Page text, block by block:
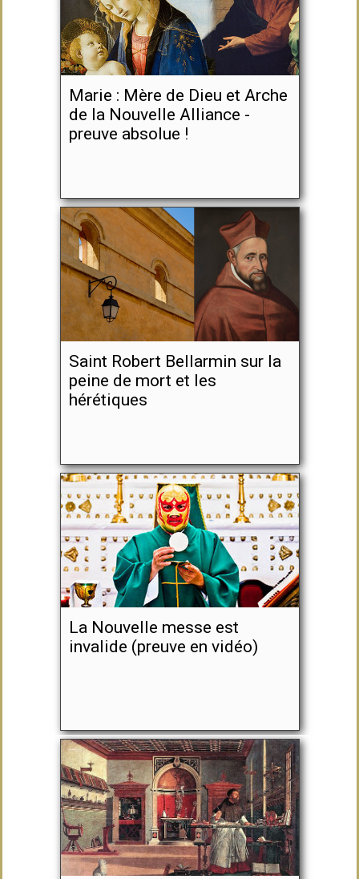
Marie : Mère de Dieu et Arche
de la Nouvelle Alliance -
preuve absolue !
Saint Robert Bellarmin sur la
peine de mort et les
hérétiques
La Nouvelle messe est
invalide (preuve en vidéo)